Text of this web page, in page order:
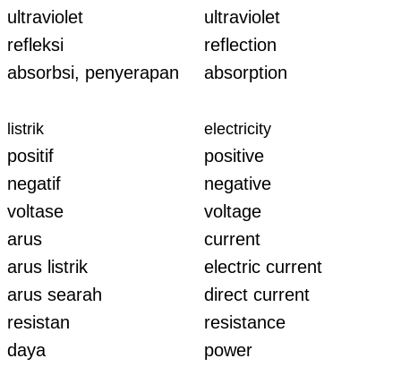
ultraviolet
ultraviolet
refleksi
reflection
absorbsi, penyerapan
absorption
listrik electricity
positif
positive
negatif
negative
voltase
voltage
arus
current
arus listrik
electric current
arus searah
direct current
resistan
resistance
daya
power